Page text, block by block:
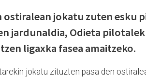
ostiralean jokatu zuten esku
jardunaldia, Odieta
ligaxka fasea amaitzeko.
jokatu zituzten pasa den